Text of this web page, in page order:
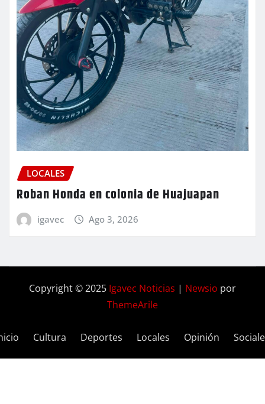
LOCALES
Roban Honda en colonia de Huajuapan
igavec Ago 3, 2026
Copyright © 2025 Igavec Noticias | Newsio por
ThemeArile
Cultura Deportes Locales Opinión